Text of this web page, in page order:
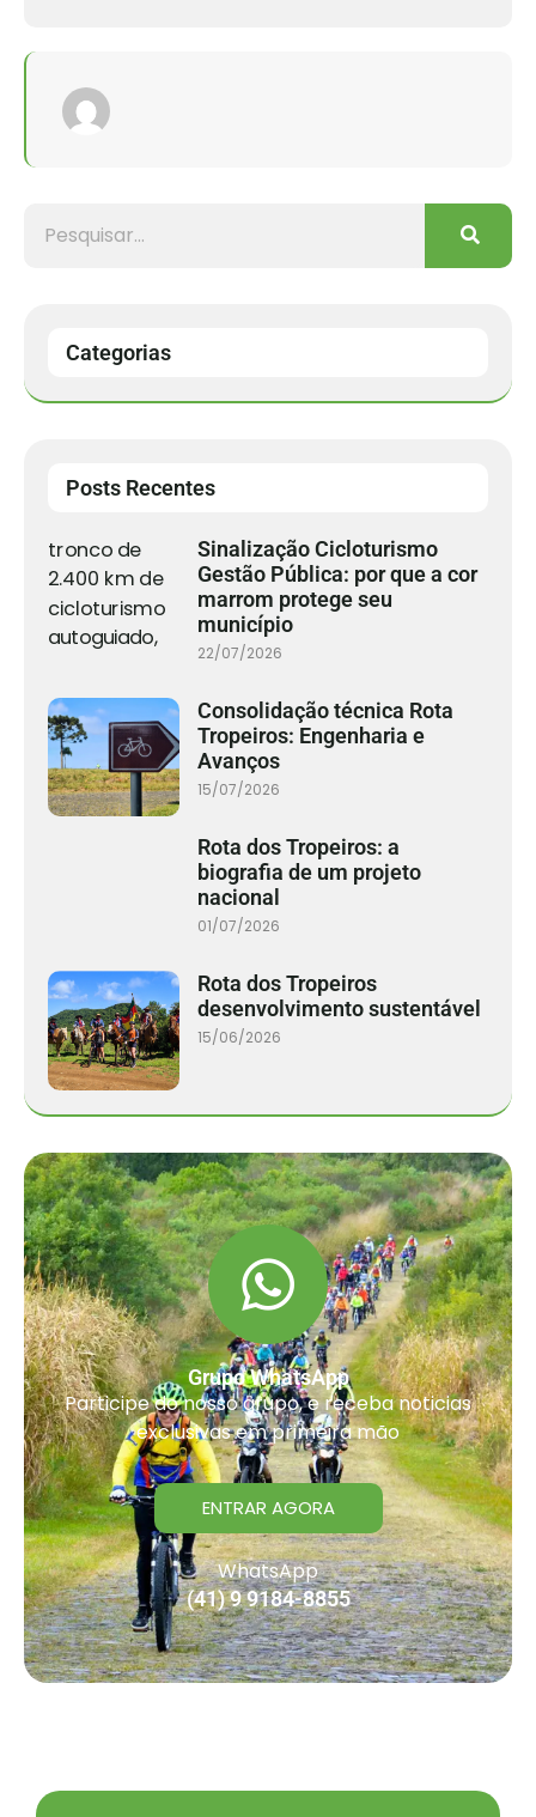
Categorias
Posts Recentes
Sinalização Cicloturismo
Gestão Pública: por que a cor
marrom protege seu
município
22/07/2026
Consolidação técnica Rota
Tropeiros: Engenharia e
Avanços
15/07/2026
Rota dos Tropeiros: a
biografia de um projeto
nacional
01/07/2026
Rota dos Tropeiros
desenvolvimento sustentável
15/06/2026
Grupo WhatsApp
Participe do nosso grupo, e receba noticias
exclusivas em primeira mão
ENTRAR AGORA
WhatsApp
(41) 9 9184-8855